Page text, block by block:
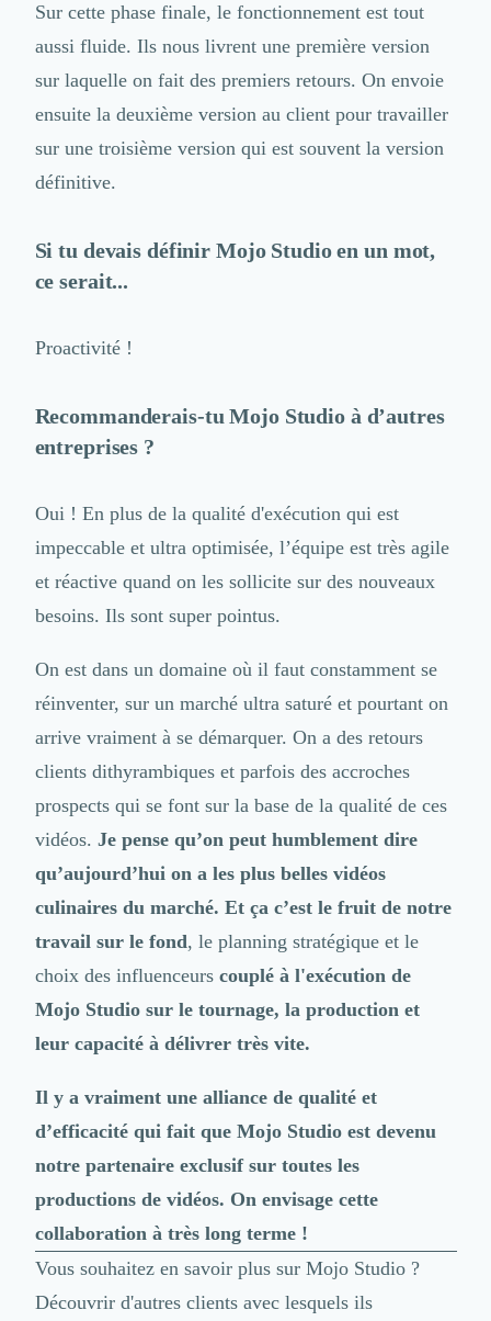
Sur cette phase finale, le fonctionnement est tout
aussi fluide. Ils nous livrent une première version
sur laquelle on fait des premiers retours. On envoie
ensuite la deuxième version au client pour travailler
sur une troisième version qui est souvent la version
définitive.
Si tu devais définir Mojo Studio en un mot,
ce serait...
Proactivité !
Recommanderais-tu Mojo Studio à d’autres
entreprises ?
Oui ! En plus de la qualité d'exécution qui est
impeccable et ultra optimisée, l’équipe est très agile
et réactive quand on les sollicite sur des nouveaux
besoins. Ils sont super pointus.
On est dans un domaine où il faut constamment se
réinventer, sur un marché ultra saturé et pourtant on
arrive vraiment à se démarquer. On a des retours
clients dithyrambiques et parfois des accroches
prospects qui se font sur la base de la qualité de ces
vidéos. Je pense qu’on peut humblement dire
qu’aujourd’hui on a les plus belles vidéos
culinaires du marché. Et ça c’est le fruit de notre
travail sur le fond, le planning stratégique et le
choix des influenceurs couplé à l'exécution de
Mojo Studio sur le tournage, la production et
leur capacité à délivrer très vite.
Il y a vraiment une alliance de qualité et
d’efficacité qui fait que Mojo Studio est devenu
notre partenaire exclusif sur toutes les
productions de vidéos. On envisage cette
collaboration à très long terme !
Vous souhaitez en savoir plus sur Mojo Studio ?
Découvrir d'autres clients avec lesquels ils